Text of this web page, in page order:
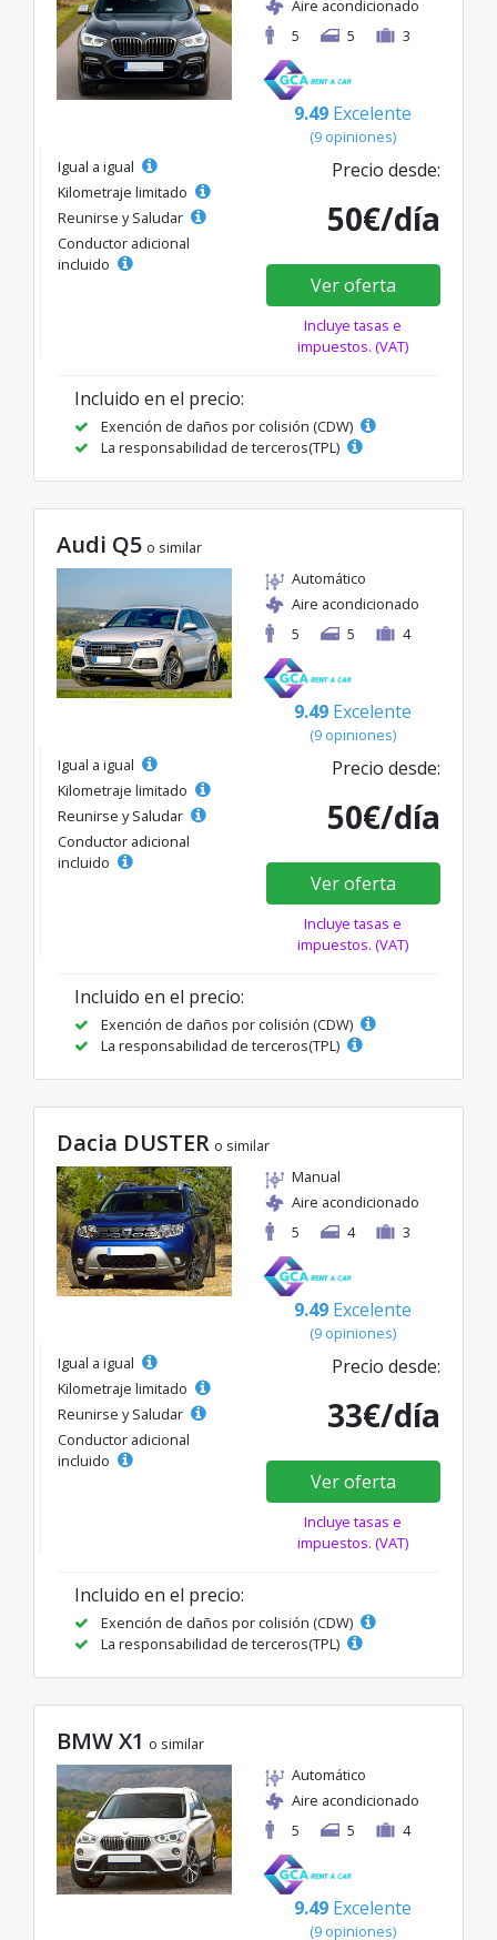
Aire acondicionado
5
5 3
9.49 Excelente
(9 opiniones)
Igual a igual
Kilometraje limitado
Reunirse y Saludar
Conductor adicional
incluido
Precio desde:
50€/día
Ver oferta
Incluye tasas e
impuestos. (VAT)
Incluido en el precio:
Exención de daños por colisión (CDW)
La responsabilidad de terceros(TPL)
Audi Q5 o similar
Automático
Aire acondicionado
5
5 4
9.49 Excelente
(9 opiniones)
Igual a igual
Kilometraje limitado
Reunirse y Saludar
Conductor adicional
incluido
Precio desde:
50€/día
Ver oferta
Incluye tasas e
impuestos. (VAT)
Incluido en el precio:
Exención de daños por colisión (CDW)
La responsabilidad de terceros(TPL)
Dacia DUSTER o similar
Manual
Aire acondicionado
5
4 3
9.49 Excelente
(9 opiniones)
Igual a igual
Kilometraje limitado
Reunirse y Saludar
Conductor adicional
incluido
Precio desde:
33€/día
Ver oferta
Incluye tasas e
impuestos. (VAT)
Incluido en el precio:
Exención de daños por colisión (CDW)
La responsabilidad de terceros(TPL)
BMW X1 o similar
Automático
Aire acondicionado
5
5 4
9.49 Excelente
(9 opiniones)